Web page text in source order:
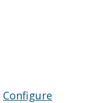
Configure